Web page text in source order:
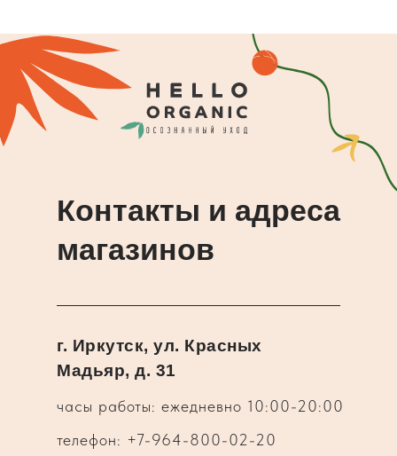
Контакты и адреса
магазинов
часы работы: ежедневно 10:00-20:00
г. Иркутск, ул. Красных
Мадьяр, д. 31
телефон: +7-964-800-02-20